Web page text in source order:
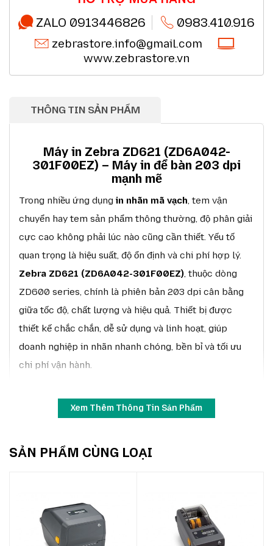
Chất lượng sản phẩm chính hãng CO,CQ (*)
Thanh toán chuyển khoản QRcode (*)
ZALO 0913446826
0983.410.916
zebrastore.info@gmail.com
www.zebrastore.vn
THÔNG TIN SẢN PHẨM
Máy in Zebra ZD621 (ZD6A042-
301F00EZ) – Máy in để bàn 203 dpi
mạnh mẽ
Trong nhiều ứng dụng in nhãn mã vạch, tem vận
chuyển hay tem sản phẩm thông thường, độ phân giải
cực cao không phải lúc nào cũng cần thiết. Yếu tố
quan trọng là hiệu suất, độ ổn định và chi phí hợp lý.
Zebra ZD621 (ZD6A042-301F00EZ), thuộc dòng
ZD600 series, chính là phiên bản 203 dpi cân bằng
giữa tốc độ, chất lượng và hiệu quả. Thiết bị được
thiết kế chắc chắn, dễ sử dụng và linh hoạt, giúp
doanh nghiệp in nhãn nhanh chóng, bền bỉ và tối ưu
chi phí vận hành.
Zebra ZD621 300DPI
ZD621 203 dpi hỗ trợ cả công nghệ in nhiệt trực tiếp
Xem Thêm Thông Tin Sản Phẩm
SẢN PHẨM CÙNG LOẠI